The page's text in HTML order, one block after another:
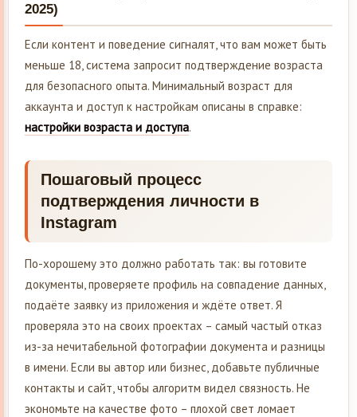
2025)
Если контент и поведение сигналят, что вам может быть
меньше 18, система запросит подтверждение возраста
для безопасного опыта. Минимальный возраст для
аккаунта и доступ к настройкам описаны в справке:
настройки возраста и доступа.
Пошаговый процесс
подтверждения личности в
Instagram
По-хорошему это должно работать так: вы готовите
документы, проверяете профиль на совпадение данных,
подаёте заявку из приложения и ждёте ответ. Я
проверяла это на своих проектах – самый частый отказ
из-за нечитабельной фотографии документа и разницы
в имени. Если вы автор или бизнес, добавьте публичные
контакты и сайт, чтобы алгоритм видел связность. Не
экономьте на качестве фото – плохой свет ломает